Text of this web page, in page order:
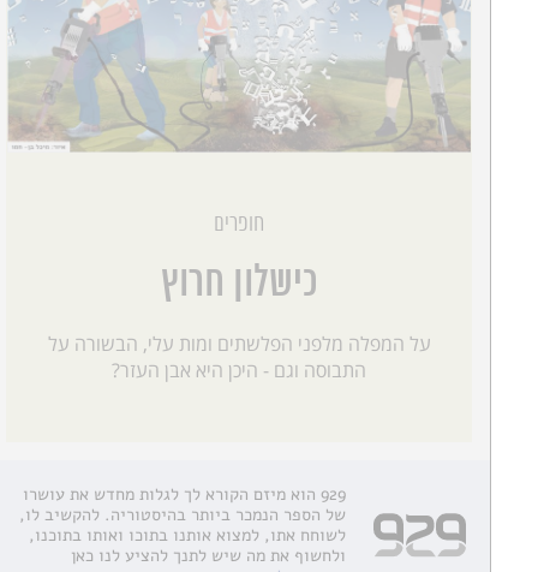
חופרים
כישלון חרוץ
על המפלה מלפני הפלשתים ומות עלי, הבשורה על
התבוסה וגם - היכן היא אבן העזר?
929 הוא מיזם הקורא לך לגלות מחדש את עושרו
של הספר הנמכר ביותר בהיסטוריה. להקשיב לו,
לשוחח אתו, למצוא אותנו בתוכו ואותו בתוכנו,
ולחשוף את מה שיש לתנך להציע לנו כאן